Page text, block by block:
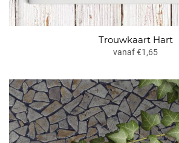
Trouwkaart Hart
vanaf €1,65